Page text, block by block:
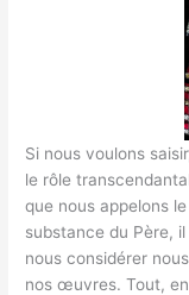
Si nous voulons
le rôle
que nous appelons
substance du Père,
nous considérer
nos œuvres. Tout, en